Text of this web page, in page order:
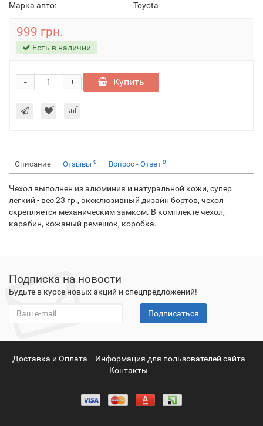
Марка авто:
Toyota
999 грн.
Есть в наличии
+
- Купить
Описание Отзывы 0 Вопрос - Ответ 0
Чехол выполнен из алюминия и натуральной кожи, супер
легкий - вес 23 гр., эксклюзивный дизайн бортов, чехол
скрепляется механическим замком. В комплекте чехол,
карабин, кожаный ремешок, коробка.
Подписка на новости
Будьте в курсе новых акций и спецпредложений!
Подписаться
Доставка и Оплата
Информация для пользователей сайта
Контакты